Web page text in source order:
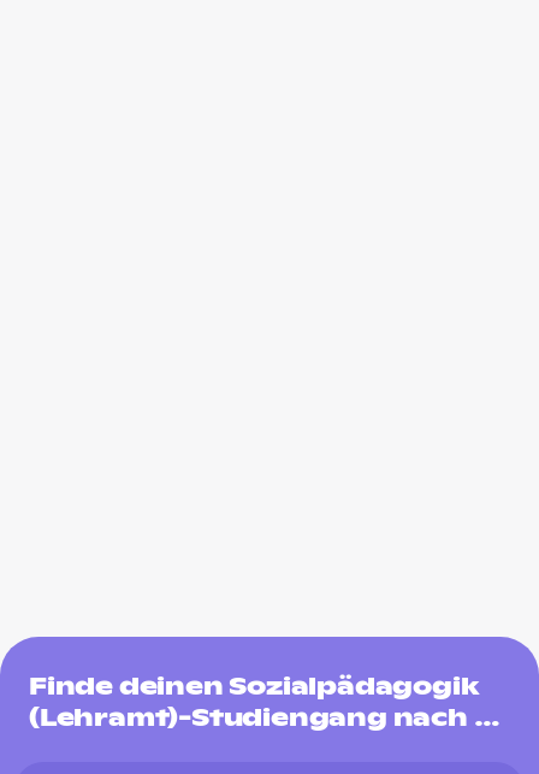
Finde deinen Sozialpädagogik
(Lehramt)-Studiengang nach …